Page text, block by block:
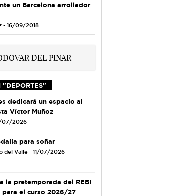
un Barcelona arrollador
- 16/09/2018
"DEPORTES"
dedicará un espacio al
Víctor Muñoz
07/2026
para soñar
del Valle - 11/07/2026
la pretemporada del REBI
para el curso 2026/27